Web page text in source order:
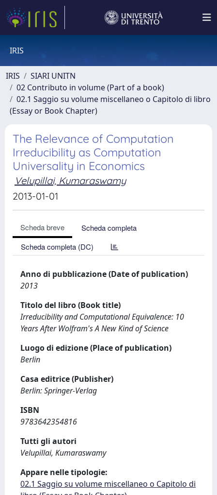
IRIS
IRIS
SIARI UNITN
02 Contributo in volume (Part of a book)
02.1 Saggio su volume miscellaneo o Capitolo di libro
(Essay or Book Chapter)
The Relevance of Computation
Irreducibility as Computation
Universality in Economics
Velupillai, Kumaraswamy
2013-01-01
Scheda breve
Scheda completa
Scheda completa (DC)
Anno di pubblicazione (Date of publication)
2013
Titolo del libro (Book title)
Irreducibility and Computational Equivalence: 10
Years After Wolfram's A New Kind of Science
Luogo di edizione (Place of publication)
Berlin
Casa editrice (Publisher)
Berlin: Springer-Verlag
ISBN
9783642354816
Tutti gli autori
Velupillai, Kumaraswamy
Appare nelle tipologie:
02.1 Saggio su volume miscellaneo o Capitolo di